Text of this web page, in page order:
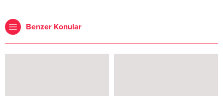
Benzer Konular